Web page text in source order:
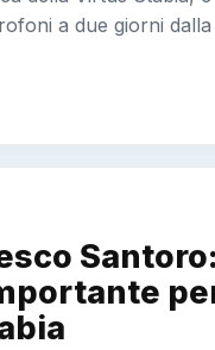
a due giorni dalla
Santoro: